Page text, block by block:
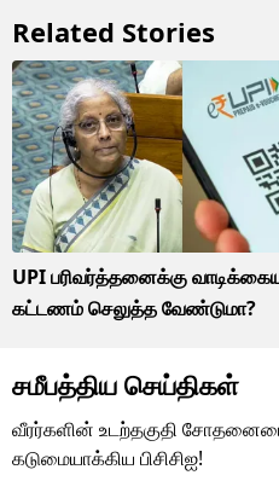
Related Stories
UPI பரிவர்த்தனைக்கு
கட்டணம் செலுத்த வேண்டுமா?
சமீபத்திய செய்திகள்
வீரர்களின் உடற்தகுதி
கடுமையாக்கிய பிசிசிஐ!